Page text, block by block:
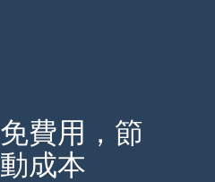
費用，節
成本